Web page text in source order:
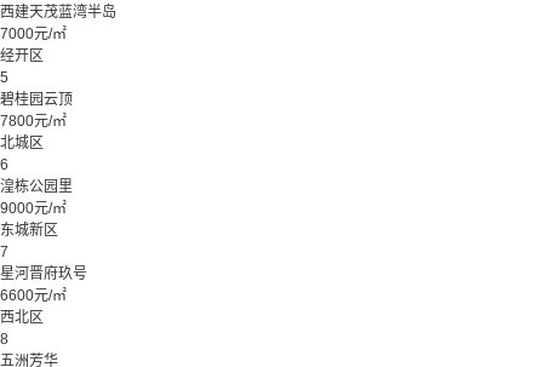
西建天茂蓝湾半岛
7000元/㎡
经开区
5
碧桂园云顶
7800元/㎡
北城区
6
湟栋公园里
9000元/㎡
东城新区
7
星河晋府玖号
6600元/㎡
西北区
8
五洲芳华